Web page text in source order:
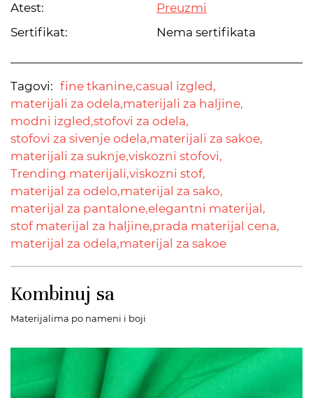
Atest:
Preuzmi
Sertifikat:
Nema sertifikata
Tagovi: fine tkanine,casual izgled,
materijali za odela,materijali za haljine,
modni izgled,stofovi za odela,
stofovi za sivenje odela,materijali za sakoe,
materijali za suknje,viskozni stofovi,
Trending materijali,viskozni stof,
materijal za odelo,materijal za sako,
materijal za pantalone,elegantni materijal,
stof materijal za haljine,prada materijal cena,
materijal za odela,materijal za sakoe
Kombinuj sa
Materijalima po nameni i boji